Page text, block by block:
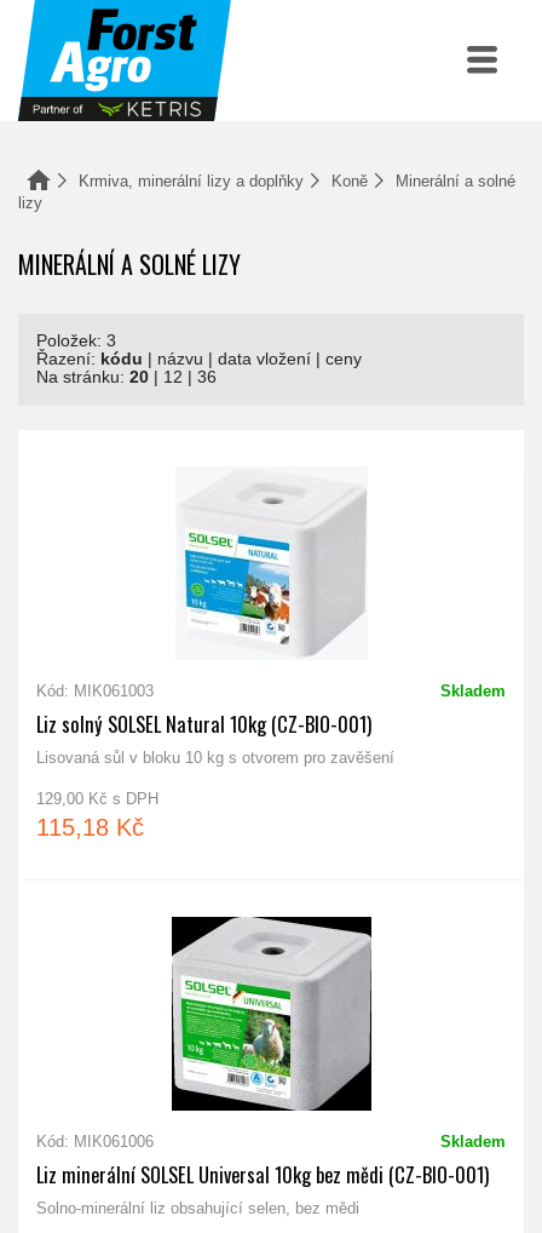
Krmiva, minerální lizy a doplňky Koně
Minerální a solné
lizy
MINERÁLNÍ A SOLNÉ LIZY
Položek: 3
Řazení: kódu názvu data vložení
ceny
Na stránku: 20 12 36
Kód: MIK061003 Skladem
Liz solný SOLSEL Natural 10kg (CZ-BIO-001)
Lisovaná sůl v bloku 10 kg s otvorem pro zavěšení
129,00 Kč s DPH
115,18 Kč
Kód: MIK061006 Skladem
Liz minerální SOLSEL Universal 10kg bez mědi (CZ-BIO-001)
Solno-minerální liz obsahující selen, bez mědi